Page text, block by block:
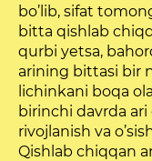
bo’lib, sifat
bitta qishlab
qurbi yetsa,
arining bittasi bir
lichinkani boqa
birinchi davrda
rivojlanish va
Qishlab chiqqan